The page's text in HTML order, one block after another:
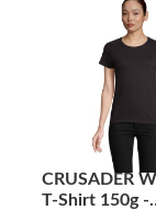
CRUSADER
T-Shirt 150g -